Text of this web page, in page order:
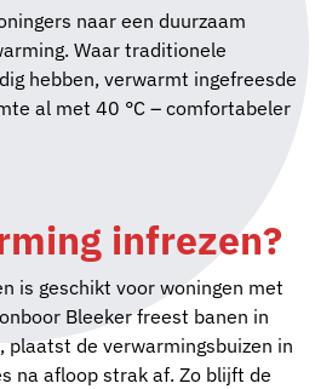
naar een duurzaam
Waar traditionele
hebben, verwarmt ingefreesde
al met 40 °C – comfortabeler
infrezen?
is geschikt voor woningen met
Bleeker freest banen in
plaatst de verwarmingsbuizen in
na afloop strak af. Zo blijft de